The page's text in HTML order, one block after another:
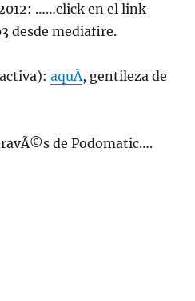
……click en el link
desde mediafire.
activa):aquÃ­, gentileza de
de Podomatic….